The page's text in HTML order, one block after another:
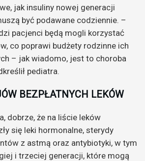
jak insuliny nowej generacji
być podawane codziennie. –
pacjenci będą mogli korzystać
co poprawi budżety rodzinne ich
– jak wiadomo, jest to choroba
pediatra.
BEZPŁATNYCH LEKÓW
dobrze, że na liście leków
się leki hormonalne, sterydy
z astmą oraz antybiotyki, w tym
i trzeciej generacji, które mogą